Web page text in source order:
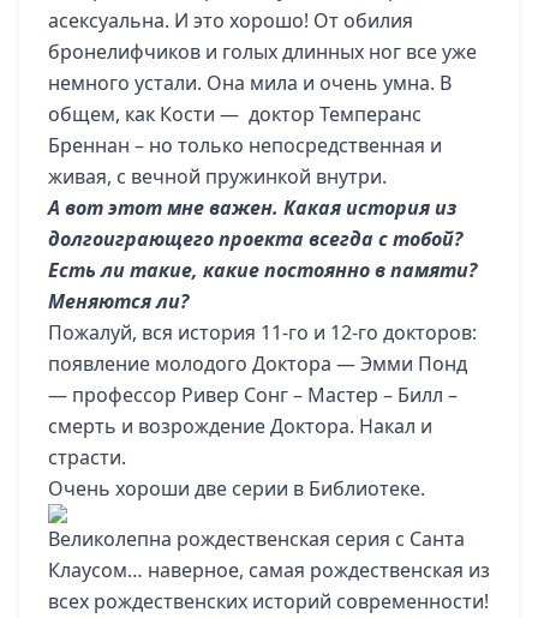
асексуальна. И это хорошо! От обилия
бронелифчиков и голых длинных ног все уже
немного устали. Она мила и очень умна. В
общем, как Кости — доктор Темперанс
Бреннан – но только непосредственная и
живая, с вечной пружинкой внутри.
А вот этот мне важен. Какая история из
долгоиграющего проекта всегда с тобой?
Есть ли такие, какие постоянно в памяти?
Меняются ли?
Пожалуй, вся история 11-го и 12-го докторов:
появление молодого Доктора — Эмми Понд
— профессор Ривер Сонг – Мастер – Билл –
смерть и возрождение Доктора. Накал и
страсти.
Очень хороши две серии в Библиотеке.
Великолепна рождественская серия с Санта
Клаусом… наверное, самая рождественская из
всех рождественских историй современности!